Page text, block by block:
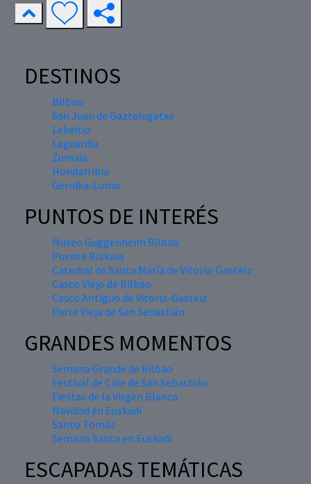
DESTINOS
Bilbao
San Juan de Gaztelugatxe
Lekeitio
Laguardia
Zumaia
Hondarribia
Gernika-Lumo
PUNTOS DE INTERÉS
Museo Guggenheim Bilbao
Puente Bizkaia
Catedral de Santa María de Vitoria-Gasteiz
Casco Viejo de Bilbao
Casco Antiguo de Vitoria-Gasteiz
Parte Vieja de San Sebastián
GRANDES MOMENTOS
Semana Grande de Bilbao
Festival de Cine de San Sebastián
Fiestas de la Virgen Blanca
Navidad en Euskadi
Santo Tomás
Semana Santa en Euskadi
ESCAPADAS TEMÁTICAS